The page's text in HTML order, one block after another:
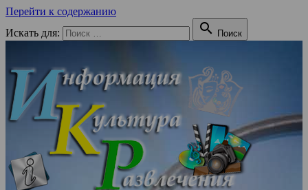
Перейти к содержанию
Искать для:
 Поиск